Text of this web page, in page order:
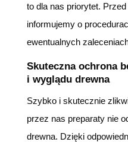
to dla nas priorytet.
informujemy o
ewentualnych
Skuteczna ochrona
i wyglądu drewna
Szybko i skutecznie
przez nas preparaty nie
drewna. Dzięki